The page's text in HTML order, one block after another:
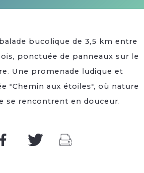
bucolique de 3,5 km entre
ponctuée de panneaux sur le
Une promenade ludique et
"Chemin aux étoiles", où nature
se rencontrent en douceur.